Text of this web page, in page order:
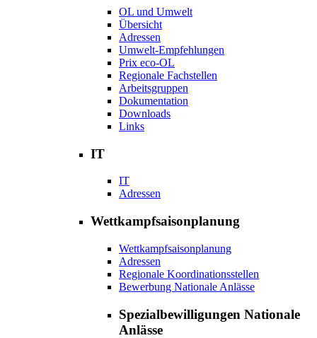
OL und Umwelt
Übersicht
Adressen
Umwelt-Empfehlungen
Prix eco-OL
Regionale Fachstellen
Arbeitsgruppen
Dokumentation
Downloads
Links
IT
IT
Adressen
Wettkampfsaisonplanung
Wettkampfsaisonplanung
Adressen
Regionale Koordinationsstellen
Bewerbung Nationale Anlässe
Spezialbewilligungen Nationale
Anlässe